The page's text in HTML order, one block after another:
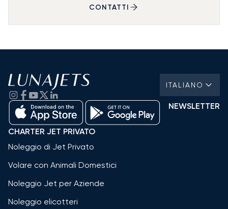
CONTATTI
ITALIANO
NEWSLETTER
CHARTER JET PRIVATO
Noleggio di Jet Privato
Volare con Animali Domestici
Noleggio Jet per Aziende
Noleggio elicotteri